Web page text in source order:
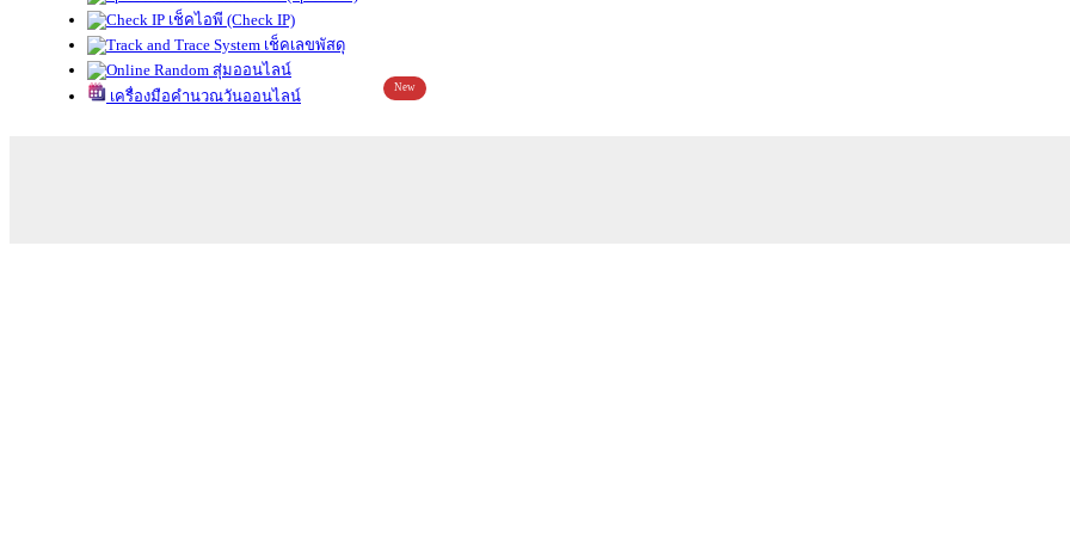
เช็คไอพี (Check IP)
เช็คเลขพัสดุ
สุ่มออนไลน์
เครื่องมือคำนวณวันออนไลน์
New